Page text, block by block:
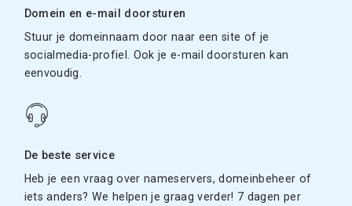
Domein en e-mail doorsturen
Stuur je domeinnaam door naar een site of je
socialmedia-profiel. Ook je e-mail doorsturen kan
eenvoudig.
De beste service
Heb je een vraag over nameservers, domeinbeheer of
iets anders? We helpen je graag verder! 7 dagen per